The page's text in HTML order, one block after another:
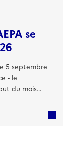
se
5 septembre
- le
du mois